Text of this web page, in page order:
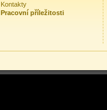
Kontakty
Pracovní příležitosti